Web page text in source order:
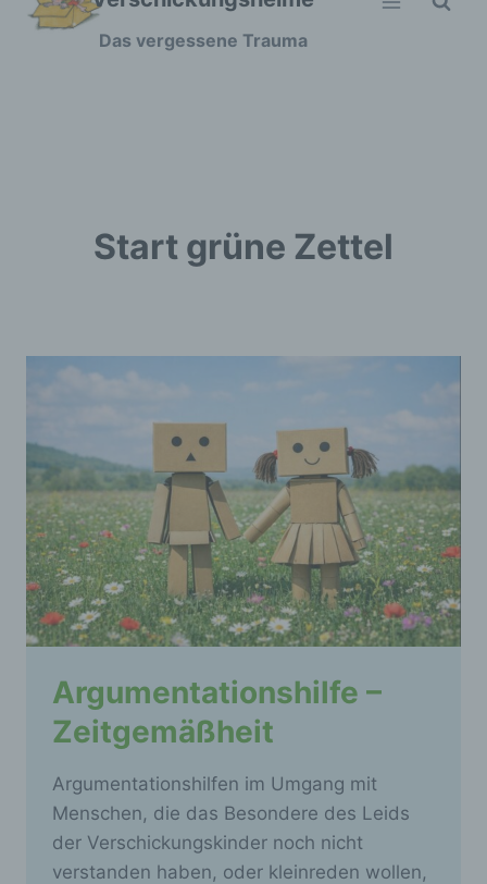
Zum
Das vergessene Trauma
Start grüne Zettel
Argumentationshilfe –
Zeitgemäßheit
Argumentationshilfen im Umgang mit
Menschen, die das Besondere des Leids
der Verschickungskinder noch nicht
verstanden haben, oder kleinreden wollen,